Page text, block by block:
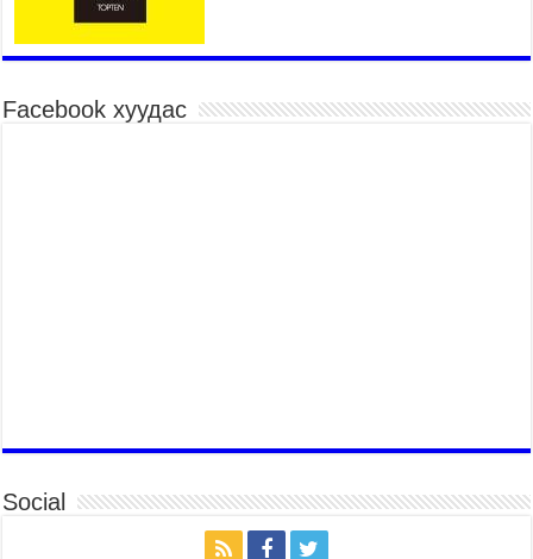
2026 оны 7 сар 15 / 10 цаг 52 минут
Үндэсний их баяр наадмын хүчит бөхийн
ТӨРИЙН ДАЛБААНЫ ӨДӨРТ ЗОРИУЛСАН
2026 оны 7 сар 14 / 17 цаг 47 минут
Өв соёлоо тээж яваа уяачдын галаар УИХ-ын
дарга С.Бямбацогт зочлон баяр хүргэв
Facebook хуудас
Social